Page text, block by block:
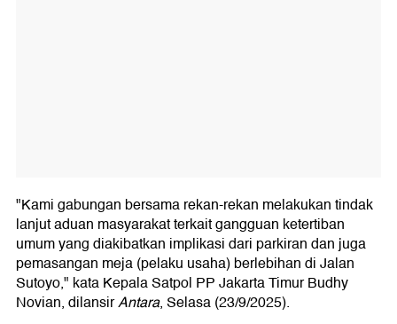
"Kami gabungan bersama rekan-rekan melakukan tindak
lanjut aduan masyarakat terkait gangguan ketertiban
umum yang diakibatkan implikasi dari parkiran dan juga
pemasangan meja (pelaku usaha) berlebihan di Jalan
Sutoyo," kata Kepala Satpol PP Jakarta Timur Budhy
Novian, dilansirAntara, Selasa (23/9/2025).